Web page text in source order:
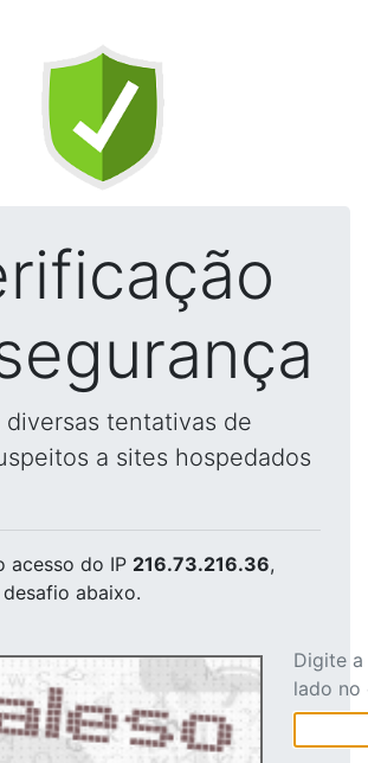
diversas tentativas de
a sites hospedados
acesso do IP 216.73.216.36,
abaixo.
Digite
lado no